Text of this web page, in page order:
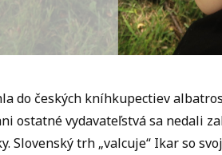
do českých kníhkupectiev
ostatné vydavateľstvá sa nedali
Slovenský trh „valcuje“ Ikar so